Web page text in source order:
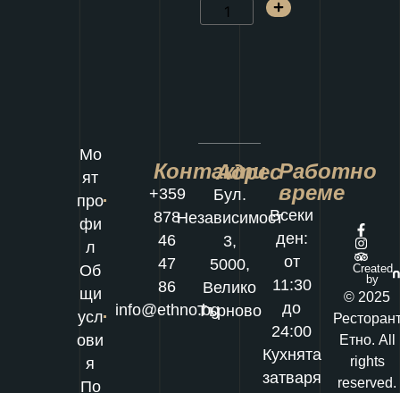
Мо
ят
про
фи
л
Об
щи
усл
ови
я
По
Контакти
+359
878
46
47
86
info@ethno.bg
Адрес
Бул.
Независимост
3,
5000,
Велико
Търново
Работно
време
Всеки
ден:
от
11:30
до
24:00
Кухнята
затваря
Created
by
© 2025
Етно. All
rights
reserved.